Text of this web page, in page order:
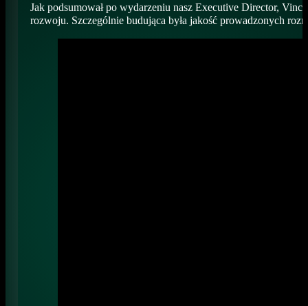
Jak podsumował po wydarzeniu nasz Executive Director,
rozwoju. Szczególnie budująca była jakość prowadzonych